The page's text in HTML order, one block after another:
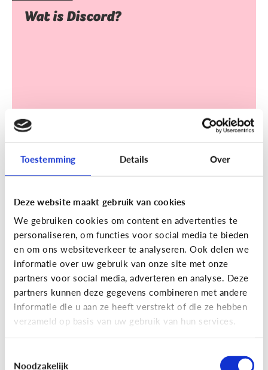
Toestemming Details Over
Deze website maakt gebruik van cookies
We gebruiken cookies om content en advertenties te
personaliseren, om functies voor social media te bieden
en om ons websiteverkeer te analyseren. Ook delen we
informatie over uw gebruik van onze site met onze
partners voor social media, adverteren en analyse. Deze
partners kunnen deze gegevens combineren met andere
informatie die u aan ze heeft verstrekt of die ze hebben
verzameld op basis van uw gebruik van hun services.
Noodzakelijk
Wat is Discord?
[Klik & Print]Een account
aanmaken op TikTok? Doe de
TikTok check!
Ontdek de checklist!